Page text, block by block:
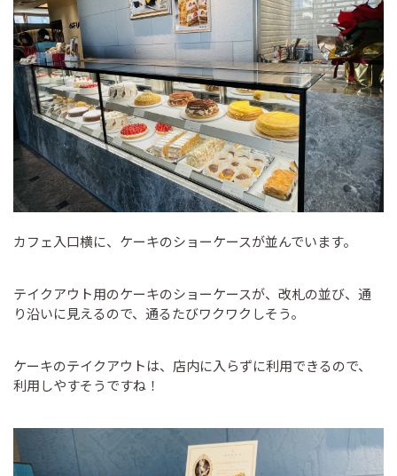
カフェ入口横に、ケーキのショーケースが並んでいます。
テイクアウト用のケーキのショーケースが、改札の並び、通
り沿いに見えるので、通るたびワクワクしそう。
ケーキのテイクアウトは、店内に入らずに利用できるので、
利用しやすそうですね！